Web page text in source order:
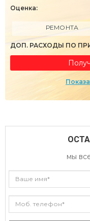
Оценка:
РЕМОНТА
ДОП. РАСХОДЫ ПО
мы